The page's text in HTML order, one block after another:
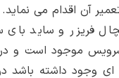
آن اقدام می نماید.
فریزر و ساید بای
موجود است و در
وجود داشته باشد